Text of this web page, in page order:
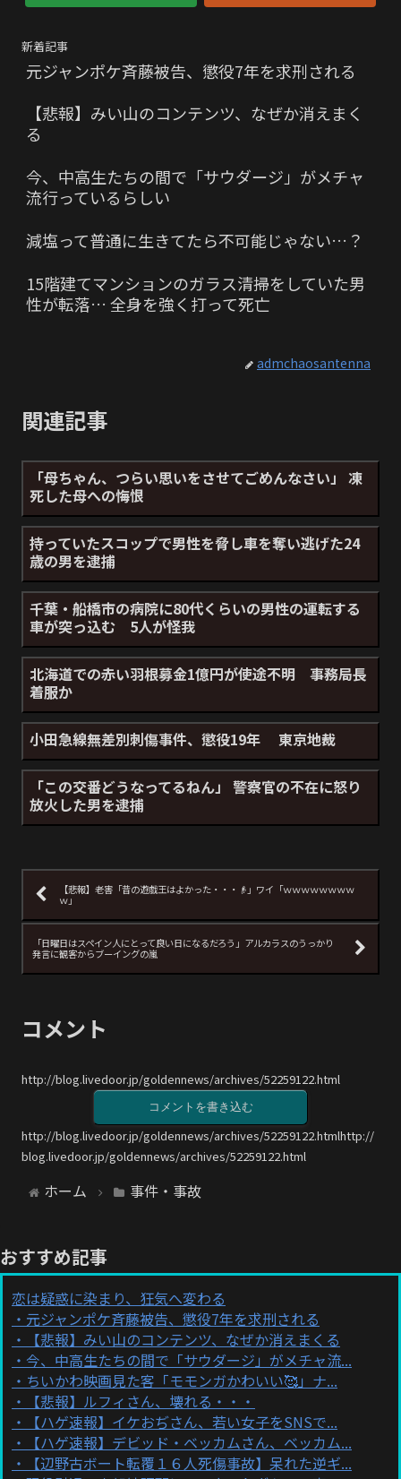
新着記事
元ジャンポケ斉藤被告、懲役7年を求刑される
【悲報】みい山のコンテンツ、なぜか消えまく
る
今、中高生たちの間で「サウダージ」がメチャ
流行っているらしい
減塩って普通に生きてたら不可能じゃない…？
15階建てマンションのガラス清掃をしていた男
性が転落… 全身を強く打って死亡
admchaosantenna
関連記事
「母ちゃん、つらい思いをさせてごめんなさい」 凍
死した母への悔恨
持っていたスコップで男性を脅し車を奪い逃げた24
歳の男を逮捕
千葉・船橋市の病院に80代くらいの男性の運転する
車が突っ込む 5人が怪我
北海道での赤い羽根募金1億円が使途不明 事務局長
着服か
小田急線無差別刺傷事件、懲役19年 東京地裁
「この交番どうなってるねん」 警察官の不在に怒り
放火した男を逮捕
【悲報】老害「昔の遊戯王はよかった・・・👴」ワイ「ｗｗｗｗｗｗｗｗ
ｗ」
「日曜日はスペイン人にとって良い日になるだろう」アルカラスのうっかり
発言に観客からブーイングの嵐
コメント
http://blog.livedoor.jp/goldennews/archives/52259122.html
コメントを書き込む
http://blog.livedoor.jp/goldennews/archives/52259122.htmlhttp://
blog.livedoor.jp/goldennews/archives/52259122.html
ホーム 事件・事故
おすすめ記事
恋は疑惑に染まり、狂気へ変わる
元ジャンポケ斉藤被告、懲役7年を求刑される
【悲報】みい山のコンテンツ、なぜか消えまくる
今、中高生たちの間で「サウダージ」がメチャ流...
ちいかわ映画見た客「モモンガかわいい🥰」ナ...
【悲報】ルフィさん、壊れる・・・
【ハゲ速報】イケおぢさん、若い女子をSNSで...
【ハゲ速報】デビッド・ベッカムさん、ベッカム...
【辺野古ボート転覆１６人死傷事故】呆れた逆ギ...